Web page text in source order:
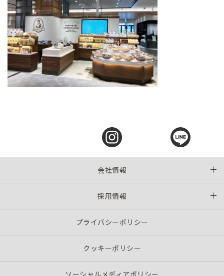
会社情報
採用情報
プライバシーポリシー
クッキーポリシー
ソーシャルメディアポリシー